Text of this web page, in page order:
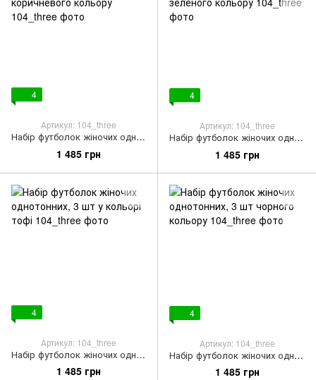
4
Артикул: 104_three
Набір футболок жіночих однотонних, 3 шт світло-коричневого кольору
1 485 грн
4
Артикул: 104_three
Набір футболок жіночих однотонних, 3 шт світло-зеленого кольору
1 485 грн
4
Артикул: 104_three
Набір футболок жіночих однотонних, 3 шт у кольорі тофі
1 485 грн
4
Артикул: 104_three
Набір футболок жіночих однотонних, 3 шт чорного кольору
1 485 грн